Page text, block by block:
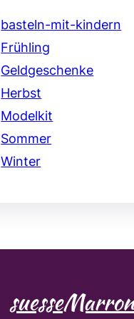
basteln-mit-kindern
Frühling
Geldgeschenke
Herbst
Modelkit
Sommer
Winter
suesseMarron